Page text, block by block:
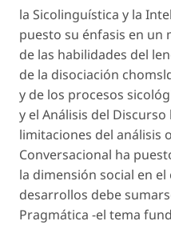
la Sicolinguística y la
puesto su énfasis en un
de las habilidades del
de la disociación
y de los procesos
y el Análisis del
limitaciones del análisis
Conversacional ha
la dimensión social en
desarrollos debe
Pragmática -el tema